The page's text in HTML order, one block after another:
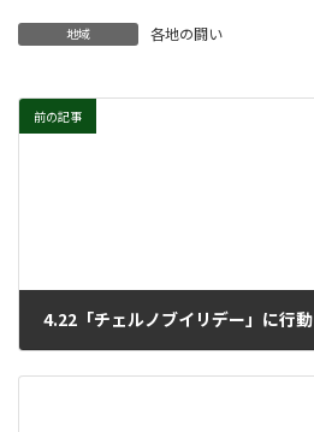
地域 各地の闘い
前の記事
4.22「チェルノブイリデー」に行動